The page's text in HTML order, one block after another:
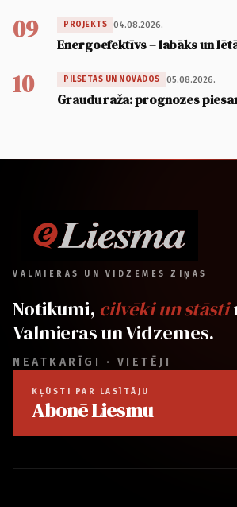
09 PROJEKTS 04.08.2026.
Energoefektīvs – labāks un
10 PILSĒTĀS UN NOVADOS 05.08.2026.
Graudu raža: prognozes
VALMIERAS UN VIDZEMES ZIŅAS
Notikumi, cilvēki un stāsti
Valmieras un Vidzemes.
NEATKARĪGI · VIETĒJI
KĻŪSTI PAR LASĪTĀJU
Abonē Liesmu